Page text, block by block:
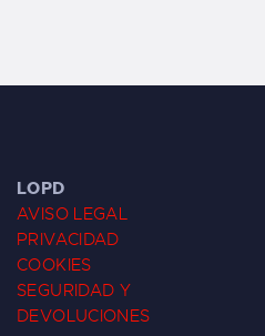
LOPD
AVISO LEGAL
PRIVACIDAD
COOKIES
SEGURIDAD Y
DEVOLUCIONES